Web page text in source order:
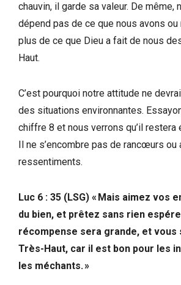
chauvin, il garde sa valeur. De même,
dépend pas de ce que nous avons ou
plus de ce que Dieu a fait de nous
Haut.
C’est pourquoi notre attitude ne
des situations environnantes.
chiffre 8 et nous verrons qu’il restera
Il ne s’encombre pas de rancœurs ou
ressentiments.
Luc 6 : 35 (LSG) « Mais aimez vos
du bien, et prêtez sans rien
récompense sera grande, et vous
Très-Haut, car il est bon pour les
les méchants. »